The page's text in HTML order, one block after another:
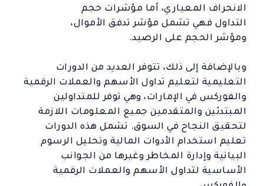
الانحراف المعياري، أما مؤشرات حجم
التداول فهي تشمل مؤشر تدفق الأموال،
ومؤشر الحجم على الرصيد.
وبالإضافة إلى ذلك، تتوفر العديد من الدورات
التعليمية لتعليم تداول الأسهم والعملات الرقمية
والفوركس في الإمارات، وهي توفر للمتداولين
المبتدئين والمتقدمين جميع المعلومات اللازمة
لتحقيق النجاح في السوق. تشمل هذه الدورات
تعليم استخدام الأدوات المالية وتحليل الرسوم
البيانية وإدارة المخاطر وغيرها من الجوانب
الأساسية لتداول الأسهم والعملات الرقمية